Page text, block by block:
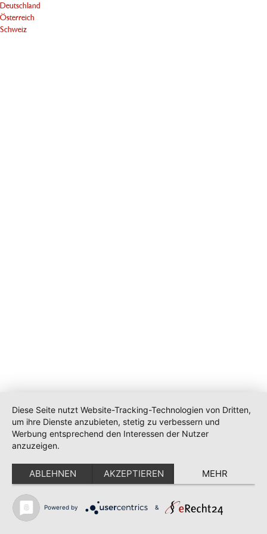
Deutschland
Österreich
Schweiz
Diese Seite nutzt Website-Tracking-Technologien von Dritten,
um ihre Dienste anzubieten, stetig zu verbessern und
Werbung entsprechend den Interessen der Nutzer
anzuzeigen.
ABLEHNEN AKZEPTIEREN MEHR
Powered by &